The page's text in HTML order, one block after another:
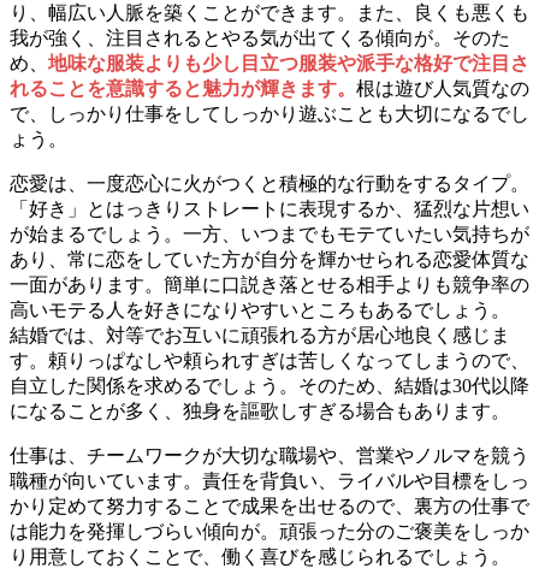
り、幅広い人脈を築くことができます。また、良くも悪くも
我が強く、注目されるとやる気が出てくる傾向が。そのた
め、 地味な服装よりも少し目立つ服装や派手な格好で注目さ
れることを意識すると魅力が輝きます。 根は遊び人気質なの
で、しっかり仕事をしてしっかり遊ぶことも大切になるでし
ょう。
恋愛は、一度恋心に火がつくと積極的な行動をするタイプ。
「好き」とはっきりストレートに表現するか、猛烈な片想い
が始まるでしょう。一方、いつまでもモテていたい気持ちが
あり、常に恋をしていた方が自分を輝かせられる恋愛体質な
一面があります。簡単に口説き落とせる相手よりも競争率の
高いモテる人を好きになりやすいところもあるでしょう。
結婚では、対等でお互いに頑張れる方が居心地良く感じま
す。頼りっぱなしや頼られすぎは苦しくなってしまうので、
自立した関係を求めるでしょう。そのため、結婚は30代以降
になることが多く、独身を謳歌しすぎる場合もあります。
仕事は、チームワークが大切な職場や、営業やノルマを競う
職種が向いています。責任を背負い、ライバルや目標をしっ
かり定めて努力することで成果を出せるので、裏方の仕事で
は能力を発揮しづらい傾向が。頑張った分のご褒美をしっか
り用意しておくことで、働く喜びを感じられるでしょう。